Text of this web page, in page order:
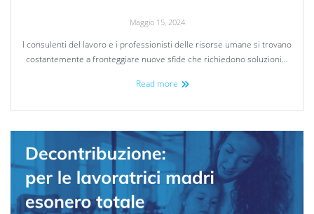
Maggio 15, 2024
I consulenti del lavoro e i professionisti delle risorse umane si trovano
costantemente a fronteggiare nuove sfide che richiedono soluzioni…
Read more